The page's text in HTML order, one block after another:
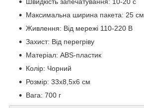
Максимальна ширина пакета: 25 см
Живлення: Від мережі 110-220 В
Захист: Від перегріву
Матеріал: ABS-пластик
Колір: Чорний
Розмір: 33х8,5х6 см
Вага: 700 г